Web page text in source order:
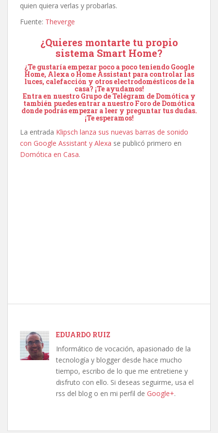
quien quiera verlas y probarlas.
Fuente: Theverge
¿Quieres montarte tu propio
sistema Smart Home?
¿Te gustaría empezar poco a poco teniendo Google
Home, Alexa o Home Assistant para controlar las
luces, calefacción y otros electrodomésticos de la
casa? ¡Te ayudamos!
Entra en nuestro Grupo de Telégram de Domóticay
también puedes entrar a nuestro Foro de Domótica
donde podrás empezar a leer y preguntar tus dudas.
¡Te esperamos!
La entrada Klipsch lanza sus nuevas barras de sonido
con Google Assistant y Alexa se publicó primero en
Domótica en Casa.
EDUARDO RUIZ
Informático de vocación, apasionado de la
tecnología y blogger desde hace mucho
tiempo, escribo de lo que me entretiene y
disfruto con ello. Si deseas seguirme, usa el
rss del blog o en mi perfil de Google+.